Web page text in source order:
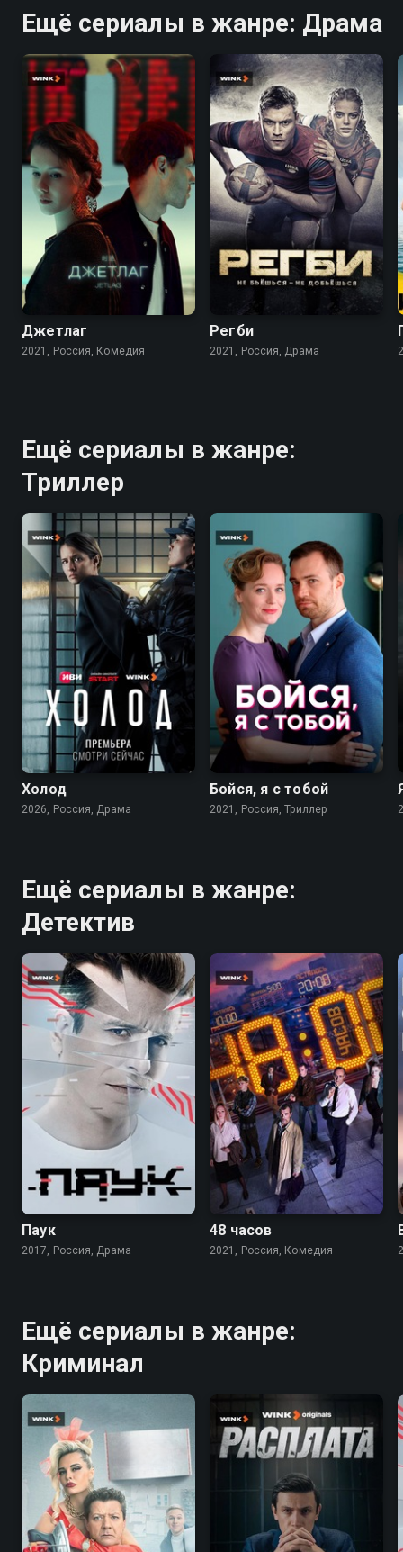
Ещё сериалы в жанре: Драма
6.9
Джетлаг
2021, Россия, Комедия
8.3 7.7
Регби
2021, Россия, Драма
Ещё сериалы в жанре:
Триллер
8.0
Холод
2026, Россия, Драма
6.0
Бойся, я с тобой
2021, Россия, Триллер
Ещё сериалы в жанре:
Детектив
7.1
Паук
2017, Россия, Драма
7.1 6.9
48 часов
2021, Россия, Комедия
Ещё сериалы в жанре:
Криминал